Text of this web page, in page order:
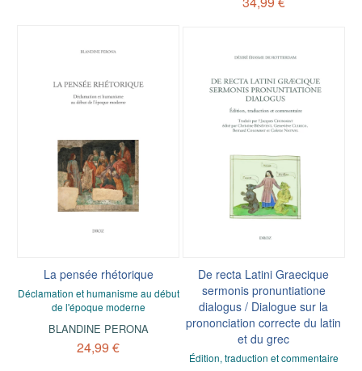
La pensée rhétorique
Déclamation et humanisme au début
de l'époque moderne
BLANDINE PERONA
24,99 €
De recta Latini Graecique
sermonis pronuntiatione
dialogus / Dialogue sur la
prononciation correcte du latin
et du grec
Édition, traduction et commentaire